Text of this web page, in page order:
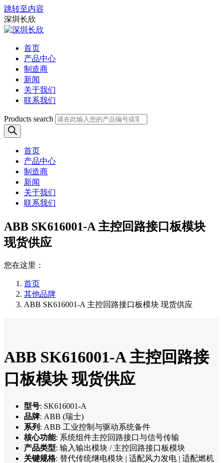
跳转至内容
深圳长欣
首页
产品中心
制造商
新闻
关于我们
联系我们
Products search
首页
产品中心
制造商
新闻
关于我们
联系我们
ABB SK616001-A 主控回路接口板模块
现货供应
您在这里：
首页
其他品牌
ABB SK616001-A 主控回路接口板模块 现货供应
ABB SK616001-A 主控回路接
口板模块 现货供应
型号: SK616001-A
品牌: ABB (瑞士)
系列 : ABB 工业控制与驱动系统备件
核心功能: 系统组件主控回路接口与信号传输
产品类型: 输入输出模块 / 主控回路接口板模块
关键规格: 替代传统继电模块 | 适配风力发电 | 适配燃机